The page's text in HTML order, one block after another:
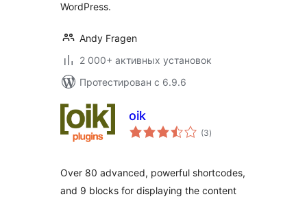
WordPress.
Andy Fragen
2 000+ активных установок
Протестирован с 6.9.6
oik
(3общий
рейтинг
)
Over 80 advanced, powerful shortcodes,
and 9 blocks for displaying the content